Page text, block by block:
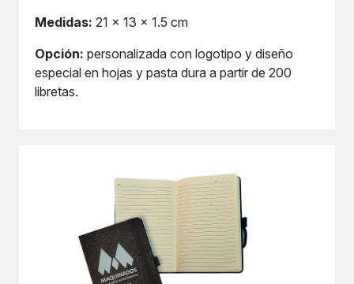
Medidas: 21 x 13 x 1.5 cm
Opción: personalizada con logotipo y diseño
especial en hojas y pasta dura a partir de 200
libretas.